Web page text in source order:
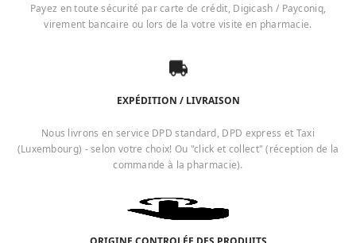
Payez en toute sécurité par carte de crédit, Digicash / Payconiq,
virement bancaire ou lors de la votre visite en pharmacie.
EXPÉDITION / LIVRAISON
Nous livrons en service DPD standard, DPD express et Taxi
(Luxembourg) - selon votre choix! Ou "click et collect" (réception de la
commande à la pharmacie).